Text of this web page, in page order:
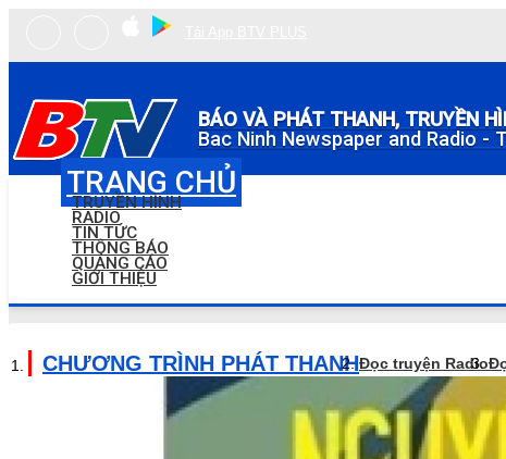
BÁO VÀ PHÁT THANH, TRUYỀN
Bac Ninh Newspaper and Radio -
TRANG CHỦ
TRUYỀN HÌNH
RADIO
TIN TỨC
THÔNG BÁO
QUẢNG CÁO
GIỚI THIỆU
CHƯƠNG TRÌNH PHÁT THANHĐọc truyện Radio